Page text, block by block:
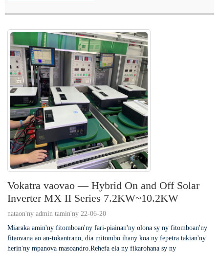
Vokatra vaovao — Hybrid On and Off Solar
Inverter MX II Series 7.2KW~10.2KW
nataon'ny admin tamin'ny 22-06-20
Miaraka amin'ny fitomboan'ny fari-piainan'ny olona sy ny fitomboan'ny
fitaovana ao an-tokantrano, dia mitombo ihany koa ny fepetra takian'ny
herin'ny mpanova masoandro.Rehefa ela ny fikarohana sy ny